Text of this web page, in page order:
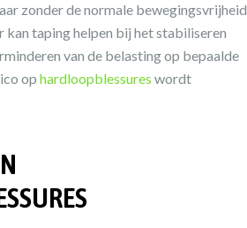
zonder de normale bewegingsvrijheid
taping helpen bij het stabiliseren
van de belasting op bepaalde
op hardloopblessures wordt